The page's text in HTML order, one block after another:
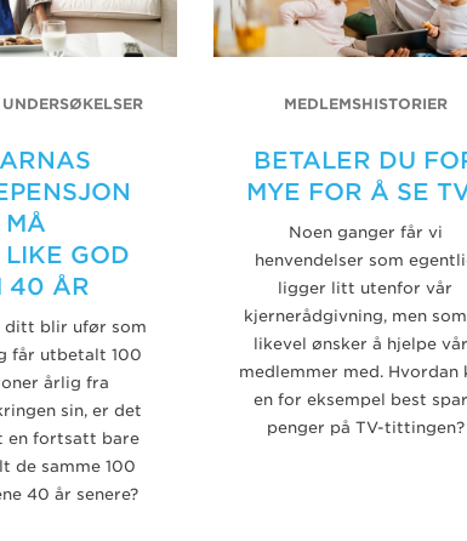
MÅ
GOD
40 ÅR
ditt blir ufør som
får utbetalt 100
årlig fra
sin, er det
en fortsatt bare
de samme 100
40 år senere?
MEDLEMSHISTORIER
BETALER DU
MYE FOR Å SE
Noen ganger får vi
henvendelser som
ligger litt utenfor vår
kjernerådgivning, men
likevel ønsker å hjelpe
medlemmer med. Hvordan
en for eksempel best
penger på TV-tittingen?